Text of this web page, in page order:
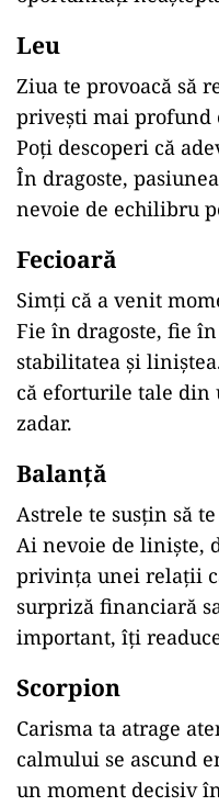
Leu
Ziua te provoacă să
privești mai profund
Poți descoperi că
În dragoste,
nevoie de echilibru
Fecioară
Simți că a venit
Fie în dragoste, fie
stabilitatea și
că eforturile tale
zadar.
Balanță
Astrele te susțin să
Ai nevoie de liniște,
privința unei relații
surpriză financiară
important, îți
Scorpion
Carisma ta atrage
calmului se ascund
un moment decisiv